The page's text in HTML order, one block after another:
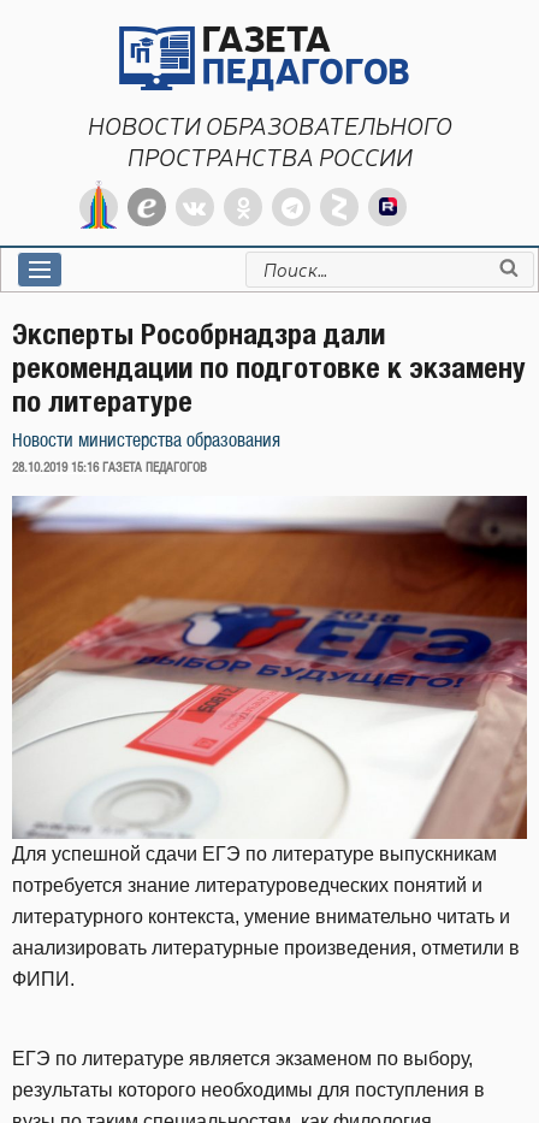
НОВОСТИ ОБРАЗОВАТЕЛЬНОГО
ПРОСТРАНСТВА РОССИИ
Искать:
Эксперты Рособрнадзра дали
рекомендации по подготовке к экзамену
по литературе
Новости министерства образования
ОПУБЛИКОВАНО
28.10.2019 15:16 ГАЗЕТА ПЕДАГОГОВ
Для успешной сдачи ЕГЭ по литературе выпускникам
потребуется знание литературоведческих понятий и
литературного контекста, умение внимательно читать и
анализировать литературные произведения, отметили в
ФИПИ.
ЕГЭ по литературе является экзаменом по выбору,
результаты которого необходимы для поступления в